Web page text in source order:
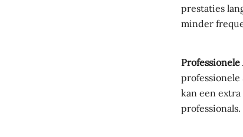
prestaties
minder
professionele
kan een
professionals.